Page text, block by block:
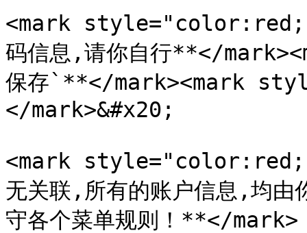
<mark
码信息,请你自行**</
保存`**</mark><mark
</mark>&#x20;
<mark
无关联,所有的账户信息,均由
守各个菜单规则！**</mark>